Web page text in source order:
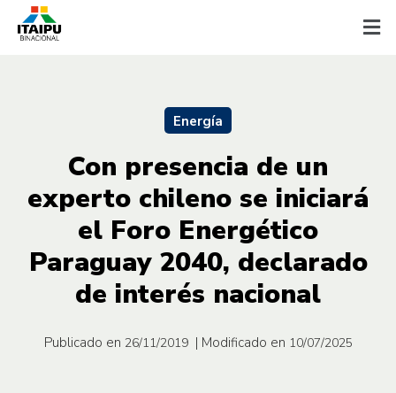
Energía
Con presencia de un
experto chileno se iniciará
el Foro Energético
Paraguay 2040, declarado
de interés nacional
Publicado en 26/11/2019 | Modificado en 10/07/2025